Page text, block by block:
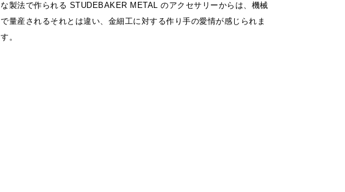
な製法で作られる STUDEBAKER METAL のアクセサリーからは、機械
で量産されるそれとは違い、金細工に対する作り手の愛情が感じられま
す。